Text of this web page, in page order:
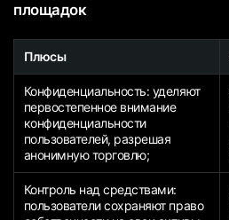
площадок
Плюсы
Конфиденциальность: уделяют
первостепенное внимание
конфиденциальности
пользователей, разрешая
анонимную торговлю;
Контроль над средствами:
пользователи сохраняют право